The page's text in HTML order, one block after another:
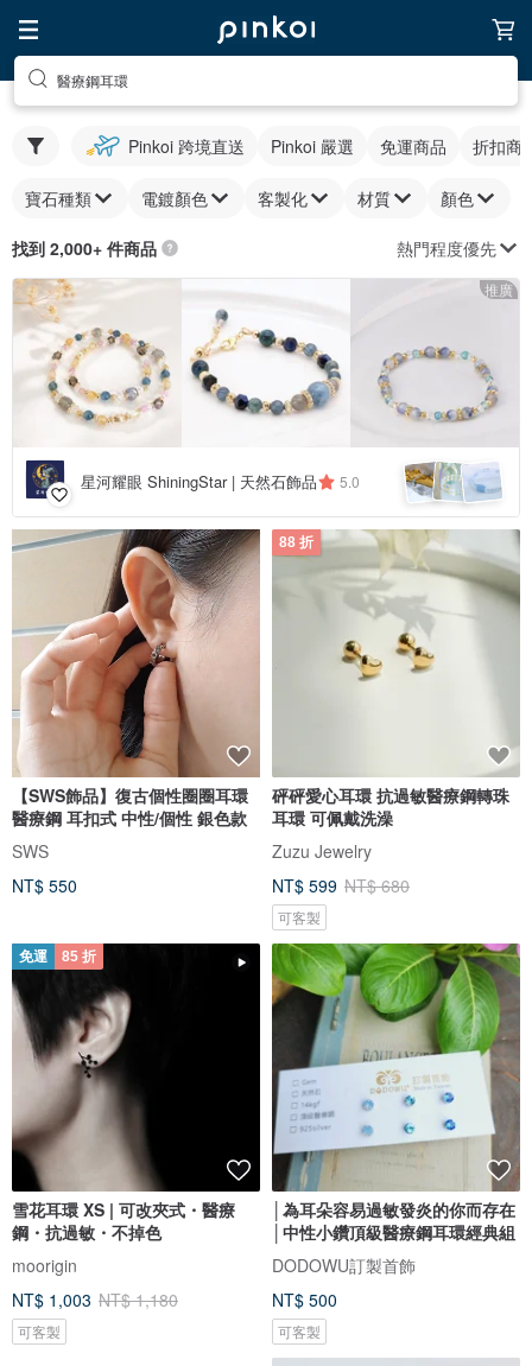
醫療鋼耳環
Pinkoi 跨境直送 Pinkoi 嚴選 免運商品 折扣商
寶石種類 電鍍顏色 客製化 材質 顏色
找到 2,000+ 件商品 熱門程度優先
推廣
星河耀眼 ShiningStar | 天然石飾品 5.0
【SWS飾品】復古個性圈圈耳環
醫療鋼 耳扣式 中性/個性 銀色款
SWS
NT$ 550
88 折
砰砰愛心耳環 抗過敏醫療鋼轉珠
耳環 可佩戴洗澡
Zuzu Jewelry
NT$ 599 NT$ 680
可客製
免運 85 折
雪花耳環 XS | 可改夾式・醫療
鋼・抗過敏・不掉色
moorigin
NT$ 1,003 NT$ 1,180
可客製
│為耳朵容易過敏發炎的你而存在
│中性小鑽頂級醫療鋼耳環經典組
DODOWU訂製首飾
NT$ 500
可客製